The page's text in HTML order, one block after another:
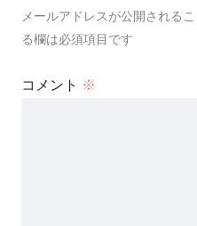
メールアドレスが公開されるこ
る欄は必須項目です
コメント ※